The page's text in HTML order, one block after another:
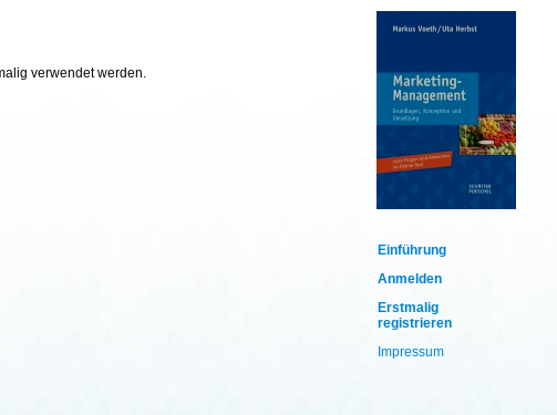
Einführung
Anmelden
Erstmalig
registrieren
Impressum
verwendet werden.